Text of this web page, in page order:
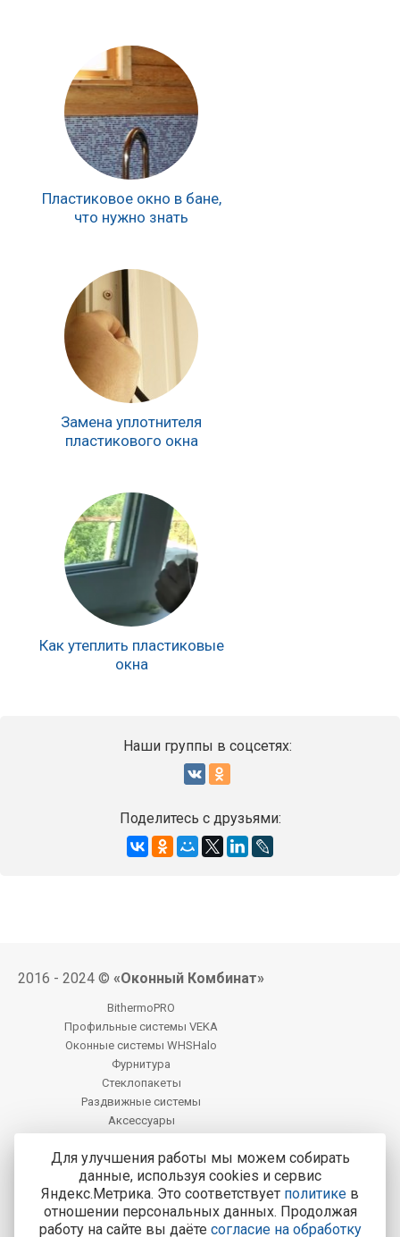
Пластиковое окно в бане,
что нужно знать
Замена уплотнителя
пластикового окна
Как утеплить пластиковые
окна
Наши группы в соцсетях:
Поделитесь с друзьями:
2016 - 2024 © «Оконный Комбинат»
BithermoPRO
Профильные системы VEKA
Оконные системы WHSHalo
Фурнитура
Стеклопакеты
Раздвижные системы
Аксессуары
Центральный офис продаж:
Калуга, Калуга, ул. М. Жукова, д. 25
Тел.: 8-800-200-4221
Для улучшения работы мы можем собирать
данные, используя cookies и сервис
Яндекс.Метрика. Это соответствует политике в
отношении персональных данных. Продолжая
работу на сайте вы даёте согласие на обработку